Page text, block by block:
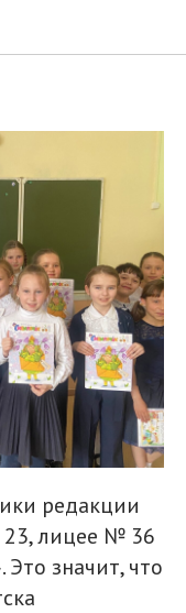
редакции
лицее № 36
значит, что